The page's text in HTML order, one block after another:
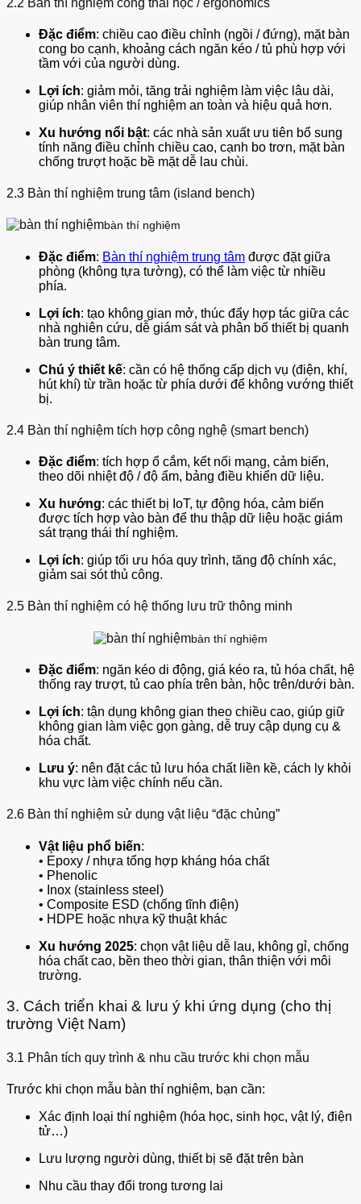
Đặc điểm: chiều cao điều chỉnh (ngồi / đứng), mặt bàn
cong bo cạnh, khoảng cách ngăn kéo / tủ phù hợp với
tầm với của người dùng.
Lợi ích: giảm mỏi, tăng trải nghiệm làm việc lâu dài,
giúp nhân viên thí nghiệm an toàn và hiệu quả hơn.
Xu hướng nổi bật: các nhà sản xuất ưu tiên bổ sung
tính năng điều chỉnh chiều cao, cạnh bo trơn, mặt bàn
chống trượt hoặc bề mặt dễ lau chùi.
2.3 Bàn thí nghiệm trung tâm (island bench)
bàn thí nghiệm
Đặc điểm: Bàn thí nghiệm trung tâm được đặt giữa
phòng (không tựa tường), có thể làm việc từ nhiều
phía.
Lợi ích: tạo không gian mở, thúc đẩy hợp tác giữa các
nhà nghiên cứu, dễ giám sát và phân bố thiết bị quanh
bàn trung tâm.
Chú ý thiết kế: cần có hệ thống cấp dịch vụ (điện, khí,
hút khí) từ trần hoặc từ phía dưới để không vướng thiết
bị.
2.4 Bàn thí nghiệm tích hợp công nghệ (smart bench)
Đặc điểm: tích hợp ổ cắm, kết nối mạng, cảm biến,
theo dõi nhiệt độ / độ ẩm, bảng điều khiển dữ liệu.
Xu hướng: các thiết bị IoT, tự động hóa, cảm biến
được tích hợp vào bàn để thu thập dữ liệu hoặc giám
sát trạng thái thí nghiệm.
Lợi ích: giúp tối ưu hóa quy trình, tăng độ chính xác,
giảm sai sót thủ công.
2.5 Bàn thí nghiệm có hệ thống lưu trữ thông minh
bàn thí nghiệm
Đặc điểm: ngăn kéo di động, giá kéo ra, tủ hóa chất, hệ
thống ray trượt, tủ cao phía trên bàn, hộc trên/dưới bàn.
Lợi ích: tận dụng không gian theo chiều cao, giúp giữ
không gian làm việc gọn gàng, dễ truy cập dụng cụ &
hóa chất.
Lưu ý: nên đặt các tủ lưu hóa chất liền kề, cách ly khỏi
khu vực làm việc chính nếu cần.
2.6 Bàn thí nghiệm sử dụng vật liệu “đặc chủng”
Vật liệu phổ biến:
• Epoxy / nhựa tổng hợp kháng hóa chất
• Phenolic
• Inox (stainless steel)
• Composite ESD (chống tĩnh điện)
• HDPE hoặc nhựa kỹ thuật khác
Xu hướng 2025: chọn vật liệu dễ lau, không gỉ, chống
hóa chất cao, bền theo thời gian, thân thiện với môi
trường.
3. Cách triển khai & lưu ý khi ứng dụng (cho thị
trường Việt Nam)
3.1 Phân tích quy trình & nhu cầu trước khi chọn mẫu
Trước khi chọn mẫu bàn thí nghiệm, bạn cần:
Xác định loại thí nghiệm (hóa học, sinh học, vật lý, điện
tử…)
Lưu lượng người dùng, thiết bị sẽ đặt trên bàn
Nhu cầu thay đổi trong tương lai